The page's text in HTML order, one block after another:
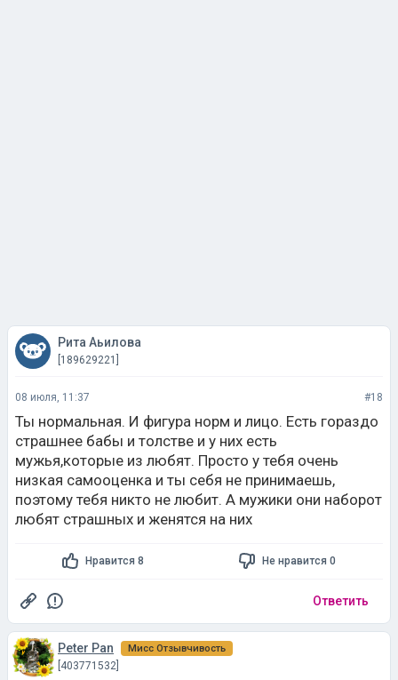
Рита Аьилова
[189629221]
08 июля, 11:37 #18
Ты нормальная. И фигура норм и лицо. Есть гораздо
страшнее бабы и толстве и у них есть
мужья,которые из любят. Просто у тебя очень
низкая самооценка и ты себя не принимаешь,
поэтому тебя никто не любит. А мужики они наборот
любят страшных и женятся на них
Нравится 8 Не нравится 0
Ответить
Peter Pan Мисс Отзывчивость
[403771532]